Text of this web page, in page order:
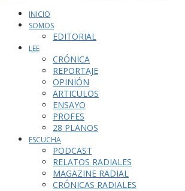
INICIO
SOMOS
EDITORIAL
LEE
CRÓNICA
REPORTAJE
OPINIÓN
ARTICULOS
ENSAYO
PROFES
28 PLANOS
ESCUCHA
PODCAST
RELATOS RADIALES
MAGAZINE RADIAL
CRÓNICAS RADIALES